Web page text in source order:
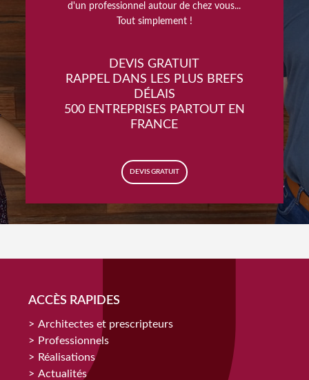
d'un professionnel autour de chez vous...
Tout simplement !
DEVIS GRATUIT
RAPPEL DANS LES PLUS BREFS
DÉLAIS
500 ENTREPRISES PARTOUT EN
FRANCE
DEVIS GRATUIT
ACCÈS RAPIDES
Architectes et prescripteurs
Professionnels
Réalisations
Actualités